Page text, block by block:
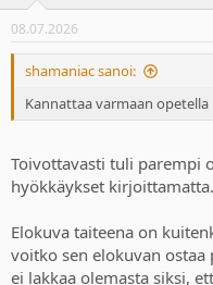
08.07.2026
shamaniac sanoi:
Kannattaa varmaan
Toivottavasti tuli parempi
hyökkäykset kirjoittamatta.
Elokuva taiteena on
voitko sen elokuvan ostaa
ei lakkaa olemasta siksi,